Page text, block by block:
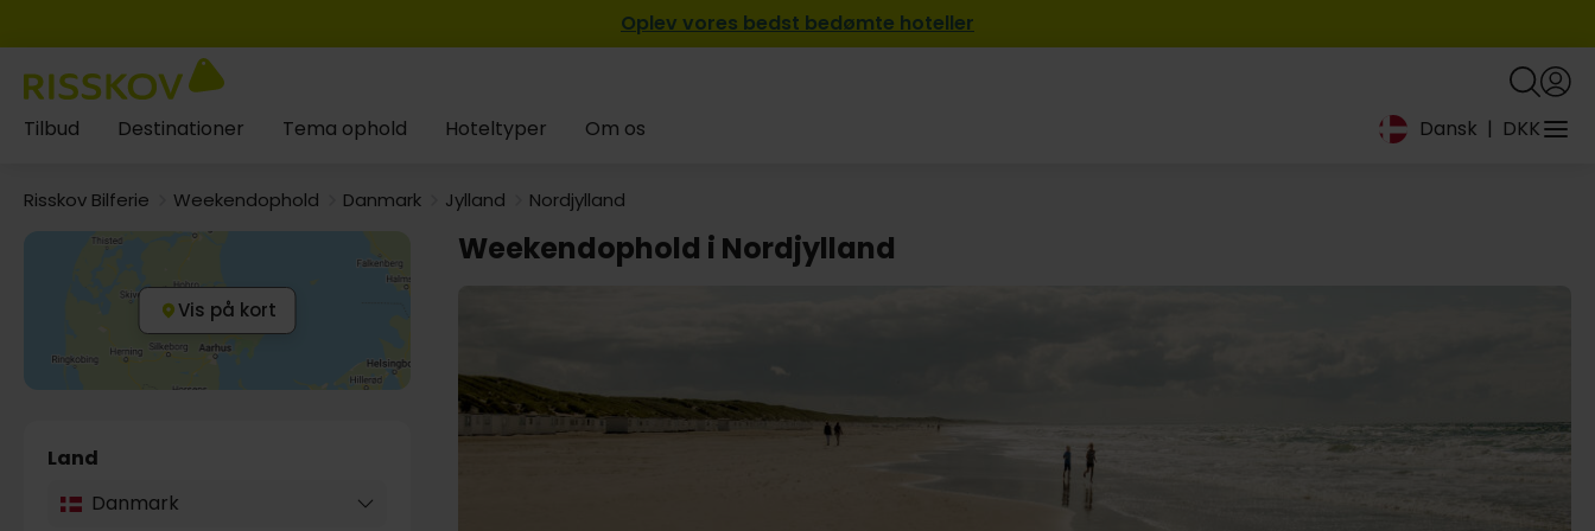
Oplev vores bedst bedømte hoteller
Tilbud Destinationer Tema ophold Hoteltyper Om os Dansk | DKK
Risskov Bilferie Weekendophold Danmark Jylland Nordjylland
Vis på kort
Land
Danmark
Weekendophold i Nordjylland